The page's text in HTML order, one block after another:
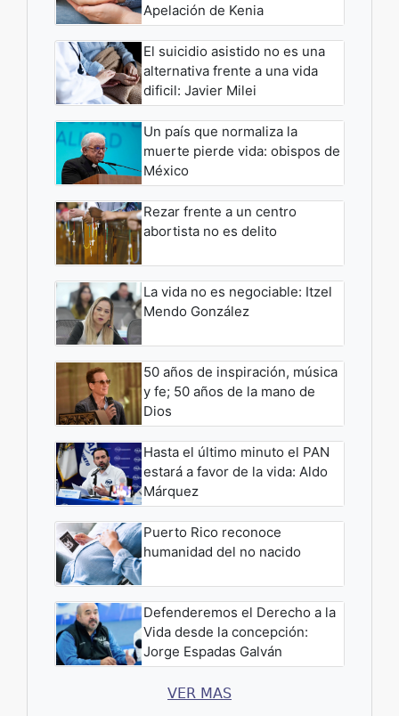
Apelación de Kenia
El suicidio asistido no es una
alternativa frente a una vida
dificil: Javier Milei
Un país que normaliza la
muerte pierde vida: obispos de
México
Rezar frente a un centro
abortista no es delito
La vida no es negociable: Itzel
Mendo González
50 años de inspiración, música
y fe; 50 años de la mano de
Dios
Hasta el último minuto el PAN
estará a favor de la vida: Aldo
Márquez
Puerto Rico reconoce
humanidad del no nacido
Defenderemos el Derecho a la
Vida desde la concepción:
Jorge Espadas Galván
VER MAS